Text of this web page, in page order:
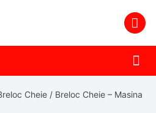
Cheie / Breloc Cheie – Masina